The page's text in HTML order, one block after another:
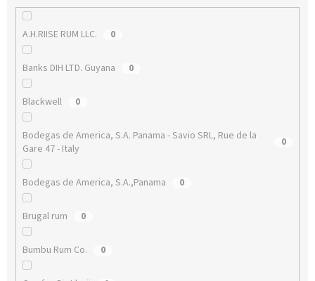
A.H.RIISE RUM LLC. 0
Banks DIH LTD. Guyana 0
Blackwell 0
Bodegas de America, S.A. Panama - Savio SRL, Rue de la
Gare 47 - Italy
0
Bodegas de America, S.A.,Panama 0
Brugal rum 0
Bumbu Rum Co. 0